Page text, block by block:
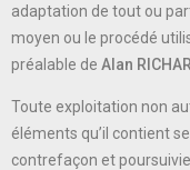
adaptation de tout ou
moyen ou le procédé
préalable de Alan
Toute exploitation non
éléments qu’il contient
contrefaçon et